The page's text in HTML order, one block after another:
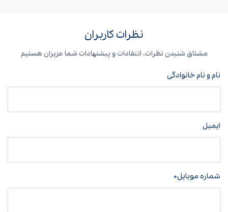
نظرات کاربران
مشتاق شنیدن نظرات، انتقادات و پیشنهادات شما عزیزان هستیم
نام و نام خانوادگی
ایمیل
شماره موبایل*